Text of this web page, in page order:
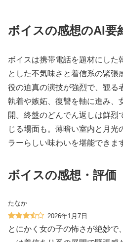
ボイスの感想のAI要
ボイスは携帯電話を題材にした
とした不気味さと着信系の緊張
役の迫真の演技が強烈で、観る
執着や嫉妬、復讐を軸に進み、
開。終盤のどんでん返しは鮮烈
じる場面も。薄暗い室内と月光
ラーらしい味わいを堪能できま
ボイスの感想・評価
たなか
2026年1月7日
とにかく女の子の怖さが絶妙で